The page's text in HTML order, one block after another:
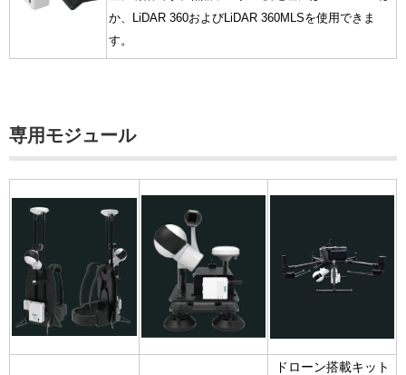
か、LiDAR 360およびLiDAR 360MLSを使用できま
す。
専用モジュール
ドローン搭載キット